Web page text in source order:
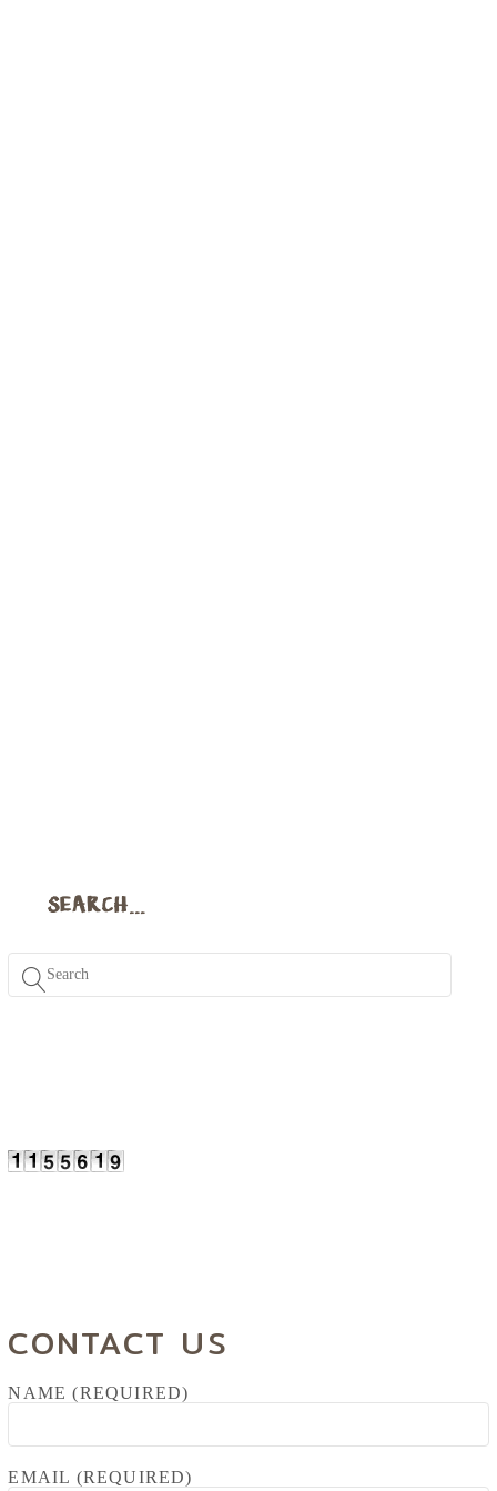
SEARCH…
CONTACT US
NAME (REQUIRED)
EMAIL (REQUIRED)